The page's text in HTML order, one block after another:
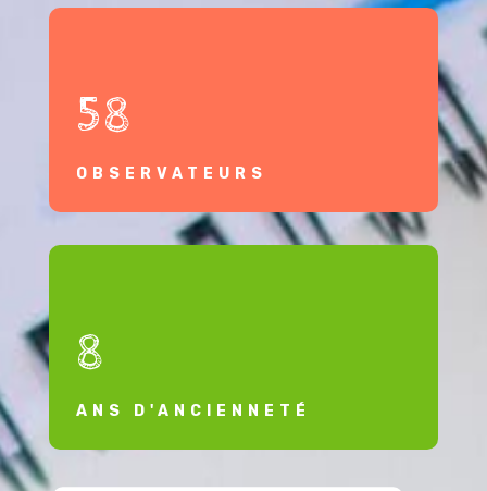
58
OBSERVATEURS
8
ANS D'ANCIENNETÉ